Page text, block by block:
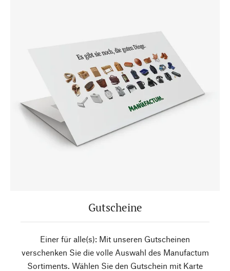
Gutscheine
Einer für alle(s): Mit unseren Gutscheinen
verschenken Sie die volle Auswahl des Manufactum
Sortiments. Wählen Sie den Gutschein mit Karte